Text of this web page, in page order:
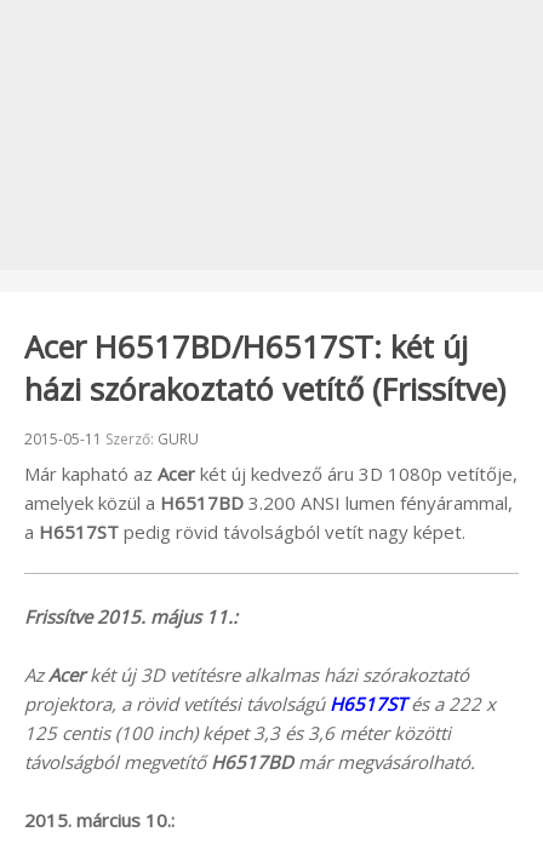
Acer H6517BD/H6517ST: két új
házi szórakoztató vetítő (Frissítve)
Beküldve:
2015-05-11 Szerző: GURU
Már kapható az Acer két új kedvező áru 3D 1080p vetítője,
amelyek közül a H6517BD 3.200 ANSI lumen fényárammal,
a H6517ST pedig rövid távolságból vetít nagy képet.
Frissítve 2015. május 11.:
AzAcerkét új 3D vetítésre alkalmas házi szórakoztató
projektora, a rövid vetítési távolságú H6517STés a 222 x
125 centis (100 inch) képet 3,3 és 3,6 méter közötti
távolságból megvetítőH6517BDmár megvásárolható.
2015. március 10.: